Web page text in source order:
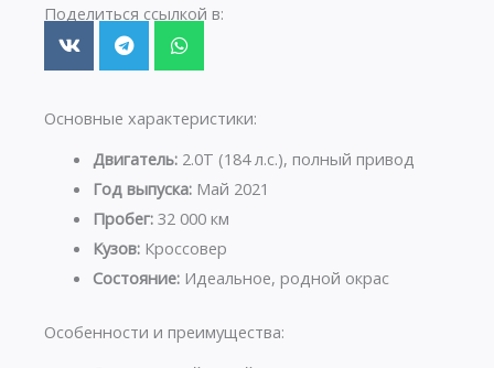
Поделиться ссылкой в:
Основные характеристики:
Двигатель:2.0T (184 л.с.), полный привод
Год выпуска:Май 2021
Пробег:32 000 км
Кузов:Кроссовер
Состояние:Идеальное, родной окрас
Особенности и преимущества: